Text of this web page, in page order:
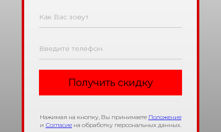
Получить скидку
Нажимая на кнопку, Вы принимаете Положение
и Согласие на обработку персональных данных.